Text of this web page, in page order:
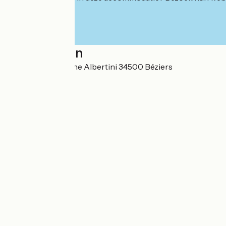
Localisation
16 Avenue Enseigne Albertini 34500 Béziers